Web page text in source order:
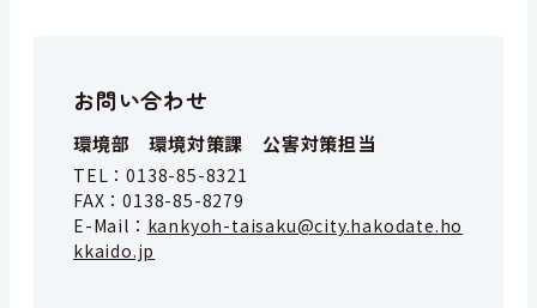
お問い合わせ
環境部 環境対策課 公害対策担当
TEL：0138-85-8321
FAX：0138-85-8279
E-Mail： kankyoh-taisaku@city.hakodate.ho
kkaido.jp